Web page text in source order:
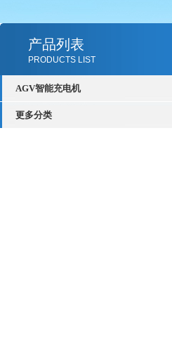
产品列表
PRODUCTS LIST
AGV智能充电机
更多分类